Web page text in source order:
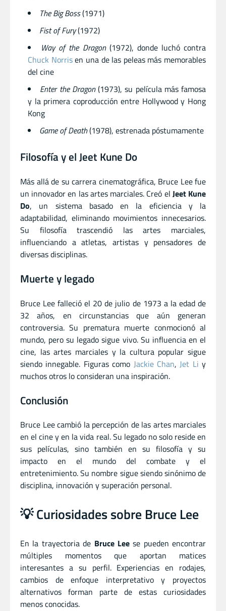
The Big Boss(1971)
Fist of Fury(1972)
Way of the Dragon(1972), donde luchó contra
Chuck Norrisen una de las peleas más memorables
del cine
Enter the Dragon(1973), su película más famosa
y la primera coproducción entre Hollywood y Hong
Kong
Game of Death(1978), estrenada póstumamente
Filosofía y el Jeet Kune Do
Más allá de su carrera cinematográfica, Bruce Lee fue
un innovador en las artes marciales. Creó el Jeet Kune
Do, un sistema basado en la eficiencia y la
adaptabilidad, eliminando movimientos innecesarios.
Su filosofía trascendió las artes marciales,
influenciando a atletas, artistas y pensadores de
diversas disciplinas.
Muerte y legado
Bruce Lee falleció el 20 de julio de 1973 a la edad de
32 años, en circunstancias que aún generan
controversia. Su prematura muerte conmocionó al
mundo, pero su legado sigue vivo. Su influencia en el
cine, las artes marciales y la cultura popular sigue
siendo innegable. Figuras como Jackie Chan,Jet Li y
muchos otros lo consideran una inspiración.
Conclusión
Bruce Lee cambió la percepción de las artes marciales
en el cine y en la vida real. Su legado no solo reside en
sus películas, sino también en su filosofía y su
impacto en el mundo del combate y el
entretenimiento. Su nombre sigue siendo sinónimo de
disciplina, innovación y superación personal.
💡 Curiosidades sobre Bruce Lee
En la trayectoria de Bruce Leese pueden encontrar
múltiples momentos que aportan matices
interesantes a su perfil. Experiencias en rodajes,
cambios de enfoque interpretativo y proyectos
alternativos forman parte de estas curiosidades
menos conocidas.